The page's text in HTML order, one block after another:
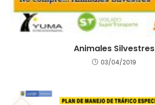
Animales Silvestres
03/04/2019